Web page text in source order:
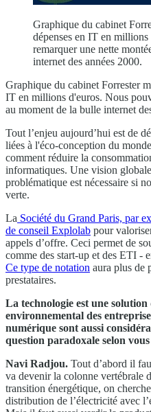
Graphique du cabinet
dépenses en IT en
remarquer une nette
internet des années 2000.
Graphique du cabinet Forrester
IT en millions d'euros. Nous
au moment de la bulle internet
Tout l’enjeu aujourd’hui est de
liées à l'éco-conception du
comment réduire la
informatiques. Une vision
problématique est nécessaire si
verte.
La Société du Grand Paris, par
de conseil Explolab pour
appels d’offre. Ceci permet de
comme des start-up et des ETI -
Ce type de notation aura plus de
prestataires.
La technologie est une
environnemental des
numérique sont aussi
question paradoxale selon vous
Navi Radjou. Tout d’abord il
va devenir la colonne vertébrale
transition énergétique, on
distribution de l’électricité avec